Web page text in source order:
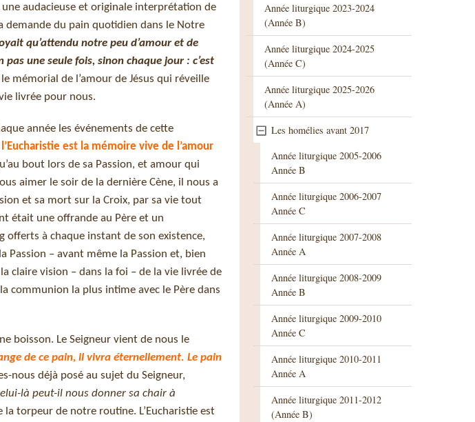
audacieuse et originale interprétation de
demande du pain quotidien dans le Notre
qu’attendu notre peu d’amour et de
une seule fois, sinon chaque jour : c’est
mémorial de l’amour de Jésus qui réveille
livrée pour nous.
année les événements de cette
l’Eucharistie est la mémoire vive de l’amour
bout lors de sa Passion, et amour qui
aimer le soir de la dernière Cène, il nous a
et sa mort sur la Croix, par sa vie tout
était une offrande au Père et un
à chaque instant de son existence,
Passion – avant même la Passion et, bien
claire vision – dans la foi – de la vie livrée de
communion la plus intime avec le Père dans
boisson. Le Seigneur vient de nous le
de ce pain, il vivra éternellement. Le pain
nous déjà posé au sujet du Seigneur,
là peut-il nous donner sa chair à
torpeur de notre routine. L’Eucharistie est
Année liturgique 2023-2024
(Année B)
Année liturgique 2024-2025
(Année C)
Année liturgique 2025-2026
(Année A)
Les homélies avant 2017
Année liturgique 2005-2006
Année B
Année liturgique 2006-2007
Année C
Année liturgique 2007-2008
Année A
Année liturgique 2008-2009
Année B
Année liturgique 2009-2010
Année C
Année liturgique 2010-2011
Année A
Année liturgique 2011-2012
(Année B)